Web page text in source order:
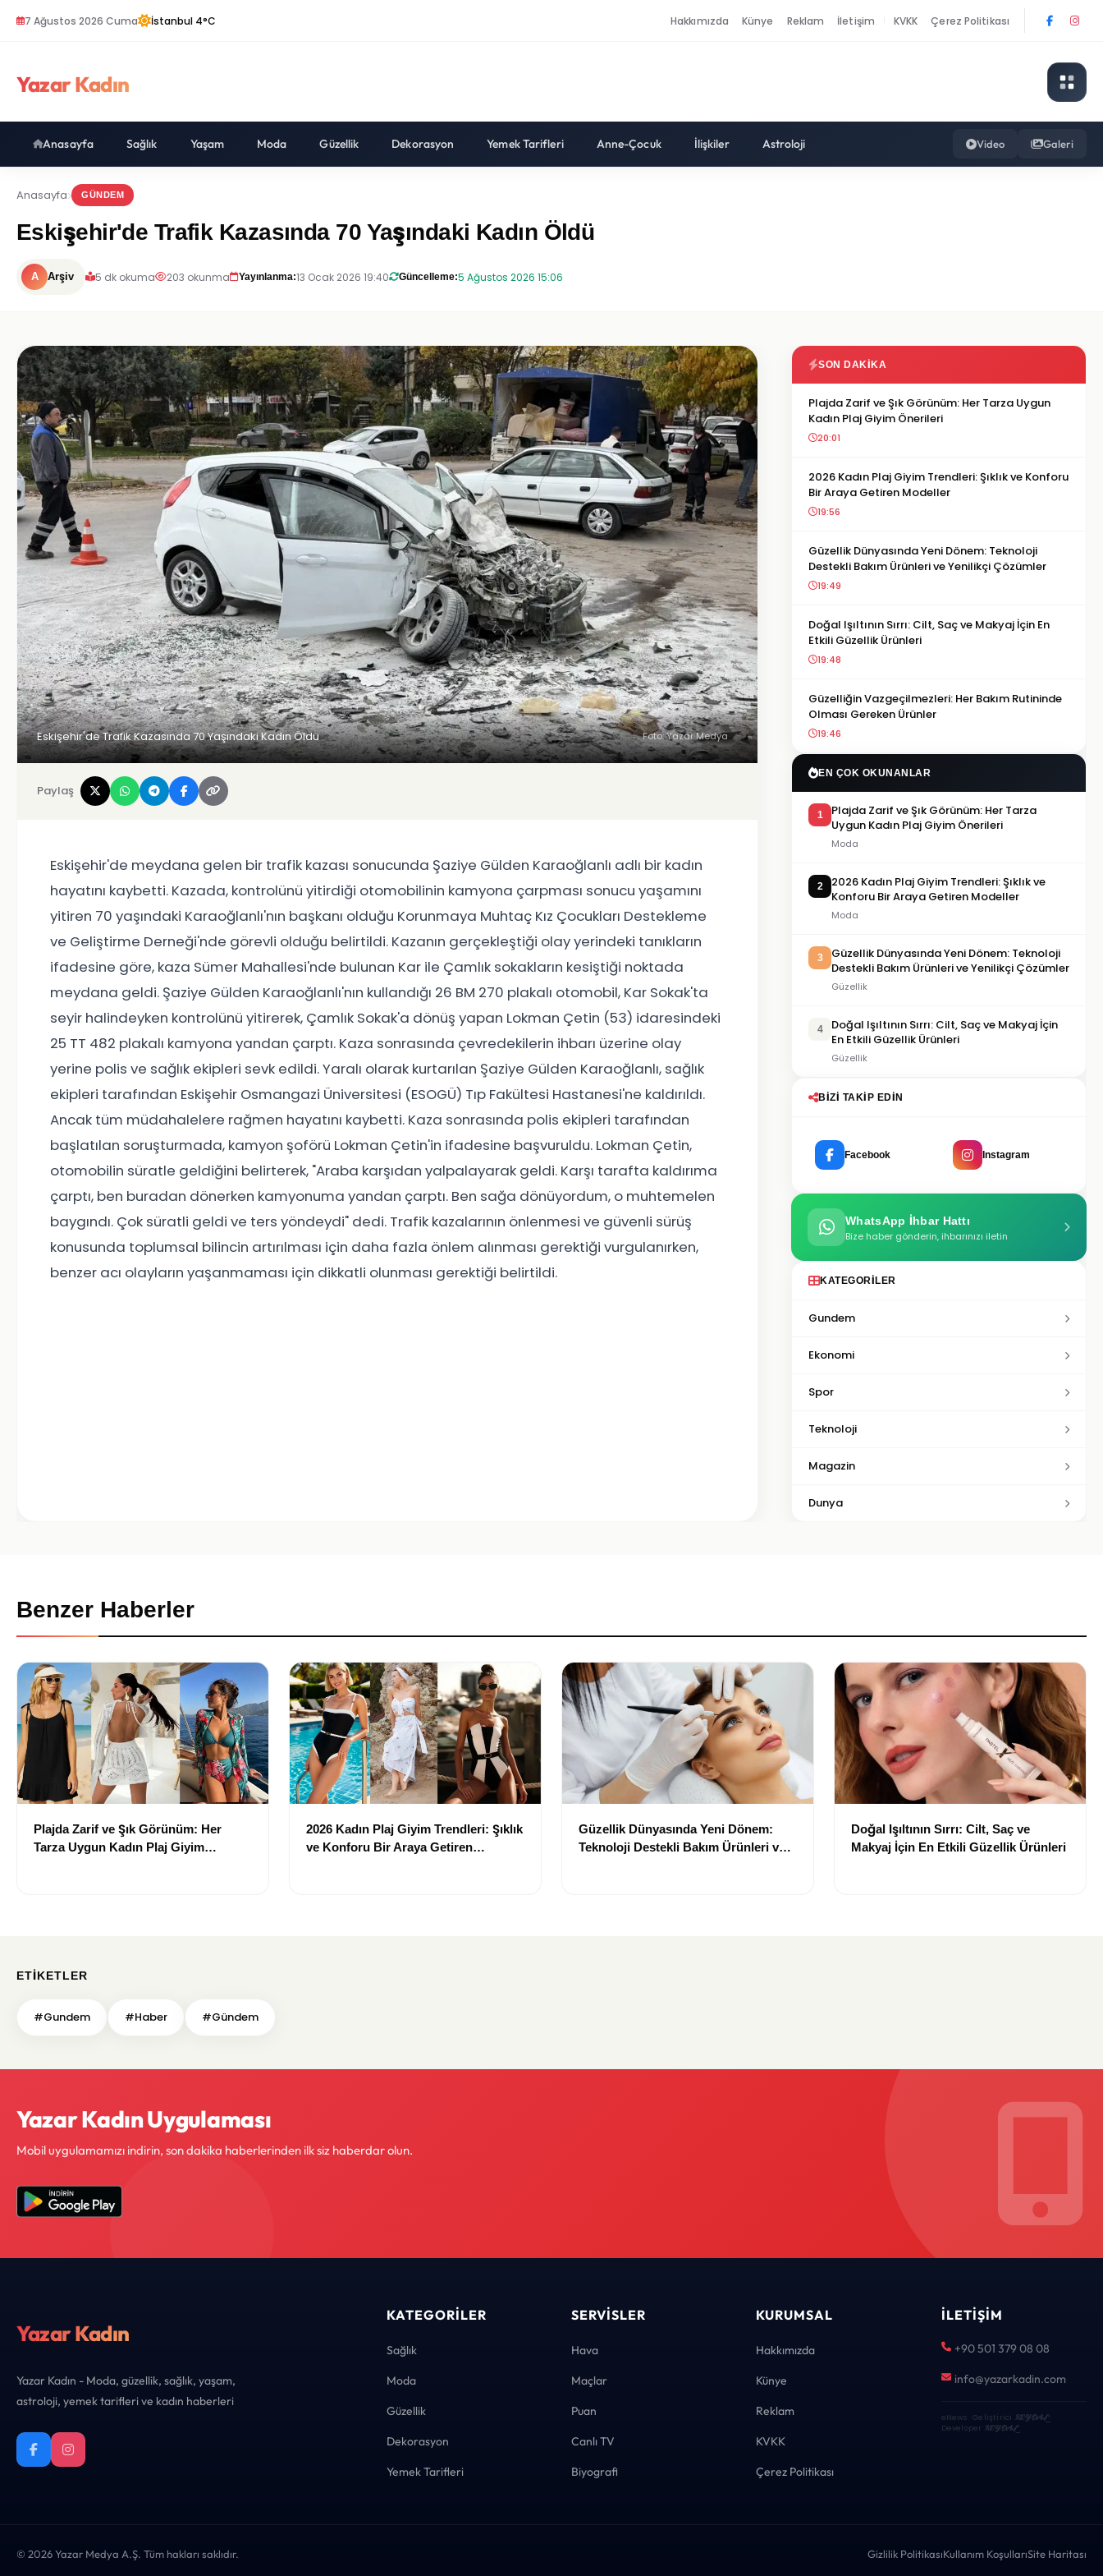
7 Ağustos 2026 Cuma İstanbul 4°C Hakkımızda Künye Reklam İletişim KVKK Çerez Politikası
Yazar Kadın
Anasayfa Sağlık Yaşam Moda Güzellik Dekorasyon Yemek Tarifleri Anne-Çocuk İlişkiler Astroloji Video Galeri
Anasayfa GÜNDEM
Eskişehir'de Trafik Kazasında 70 Yaşındaki Kadın Öldü
A Arşiv 5 dk okuma 203 okunma Yayınlanma:13 Ocak 2026 19:40 Güncelleme:5 Ağustos 2026 15:06
Eskişehir'de Trafik Kazasında 70 Yaşındaki Kadın Öldü Foto: Yazar Medya
Paylaş
Eskişehir'de meydana gelen bir trafik kazası sonucunda Şaziye Gülden Karaoğlanlı adlı bir kadın
hayatını kaybetti. Kazada, kontrolünü yitirdiği otomobilinin kamyona çarpması sonucu yaşamını
yitiren 70 yaşındaki Karaoğlanlı'nın başkanı olduğu Korunmaya Muhtaç Kız Çocukları Destekleme
ve Geliştirme Derneği'nde görevli olduğu belirtildi. Kazanın gerçekleştiği olay yerindeki tanıkların
ifadesine göre, kaza Sümer Mahallesi'nde bulunan Kar ile Çamlık sokakların kesiştiği noktada
meydana geldi. Şaziye Gülden Karaoğlanlı'nın kullandığı 26 BM 270 plakalı otomobil, Kar Sokak'ta
seyir halindeyken kontrolünü yitirerek, Çamlık Sokak'a dönüş yapan Lokman Çetin (53) idaresindeki
25 TT 482 plakalı kamyona yandan çarptı. Kaza sonrasında çevredekilerin ihbarı üzerine olay
yerine polis ve sağlık ekipleri sevk edildi. Yaralı olarak kurtarılan Şaziye Gülden Karaoğlanlı, sağlık
ekipleri tarafından Eskişehir Osmangazi Üniversitesi (ESOGÜ) Tıp Fakültesi Hastanesi'ne kaldırıldı.
Ancak tüm müdahalelere rağmen hayatını kaybetti. Kaza sonrasında polis ekipleri tarafından
başlatılan soruşturmada, kamyon şoförü Lokman Çetin'in ifadesine başvuruldu. Lokman Çetin,
otomobilin süratle geldiğini belirterek, "Araba karşıdan yalpalayarak geldi. Karşı tarafta kaldırıma
çarptı, ben buradan dönerken kamyonuma yandan çarptı. Ben sağa dönüyordum, o muhtemelen
baygındı. Çok süratli geldi ve ters yöndeydi" dedi. Trafik kazalarının önlenmesi ve güvenli sürüş
konusunda toplumsal bilincin artırılması için daha fazla önlem alınması gerektiği vurgulanırken,
benzer acı olayların yaşanmaması için dikkatli olunması gerektiği belirtildi.
SON DAKIKA
Plajda Zarif ve Şık Görünüm: Her Tarza Uygun
Kadın Plaj Giyim Önerileri
20:01
2026 Kadın Plaj Giyim Trendleri: Şıklık ve Konforu
Bir Araya Getiren Modeller
19:56
Güzellik Dünyasında Yeni Dönem: Teknoloji
Destekli Bakım Ürünleri ve Yenilikçi Çözümler
19:49
Doğal Işıltının Sırrı: Cilt, Saç ve Makyaj İçin En
Etkili Güzellik Ürünleri
19:48
Güzelliğin Vazgeçilmezleri: Her Bakım Rutininde
Olması Gereken Ürünler
19:46
EN ÇOK OKUNANLAR
1
Plajda Zarif ve Şık Görünüm: Her Tarza
Uygun Kadın Plaj Giyim Önerileri
Moda
2
2026 Kadın Plaj Giyim Trendleri: Şıklık ve
Konforu Bir Araya Getiren Modeller
Moda
3
Güzellik Dünyasında Yeni Dönem: Teknoloji
Destekli Bakım Ürünleri ve Yenilikçi Çözümler
Güzellik
4
Doğal Işıltının Sırrı: Cilt, Saç ve Makyaj İçin
En Etkili Güzellik Ürünleri
Güzellik
BIZI TAKIP EDIN
Facebook Instagram
WhatsApp İhbar Hattı
Bize haber gönderin, ihbarınızı iletin
KATEGORILER
Gundem
Ekonomi
Spor
Teknoloji
Magazin
Dunya
Benzer Haberler
Plajda Zarif ve Şık Görünüm: Her
Tarza Uygun Kadın Plaj Giyim
2026 Kadın Plaj Giyim Trendleri: Şıklık
ve Konforu Bir Araya Getiren
Güzellik Dünyasında Yeni Dönem:
Teknoloji Destekli Bakım Ürünleri ve
Doğal Işıltının Sırrı: Cilt, Saç ve
Makyaj İçin En Etkili Güzellik Ürünleri
ETIKETLER
#Gundem #Haber #Gündem
Yazar Kadın Uygulaması
Mobil uygulamamızı indirin, son dakika haberlerinden ilk siz haberdar olun.
Yazar Kadın
Yazar Kadın - Moda, güzellik, sağlık, yaşam,
astroloji, yemek tarifleri ve kadın haberleri
KATEGORILER
Sağlık
Moda
Güzellik
Dekorasyon
Yemek Tarifleri
SERVISLER
Hava
Maçlar
Puan
Canlı TV
Biyografi
KURUMSAL
Hakkımızda
Künye
Reklam
KVKK
Çerez Politikası
İLETIŞIM
+90 501 379 08 08
info@yazarkadin.com
eNews · Geliştirici KEYDAL·
Developer KEYDAL
© 2026 Yazar Medya A.Ş. Tüm hakları saklıdır. Gizlilik PolitikasıKullanım KoşullarıSite Haritası